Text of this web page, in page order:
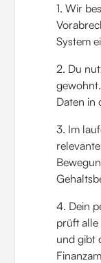
1. Wir
System
2. Du
Daten in
3. Im
4. Dein
prüft alle
und gibt